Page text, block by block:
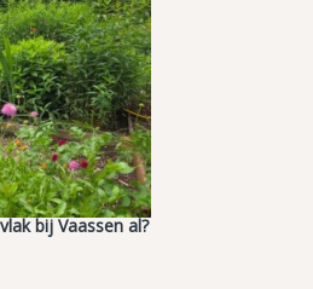
bij Vaassen al?